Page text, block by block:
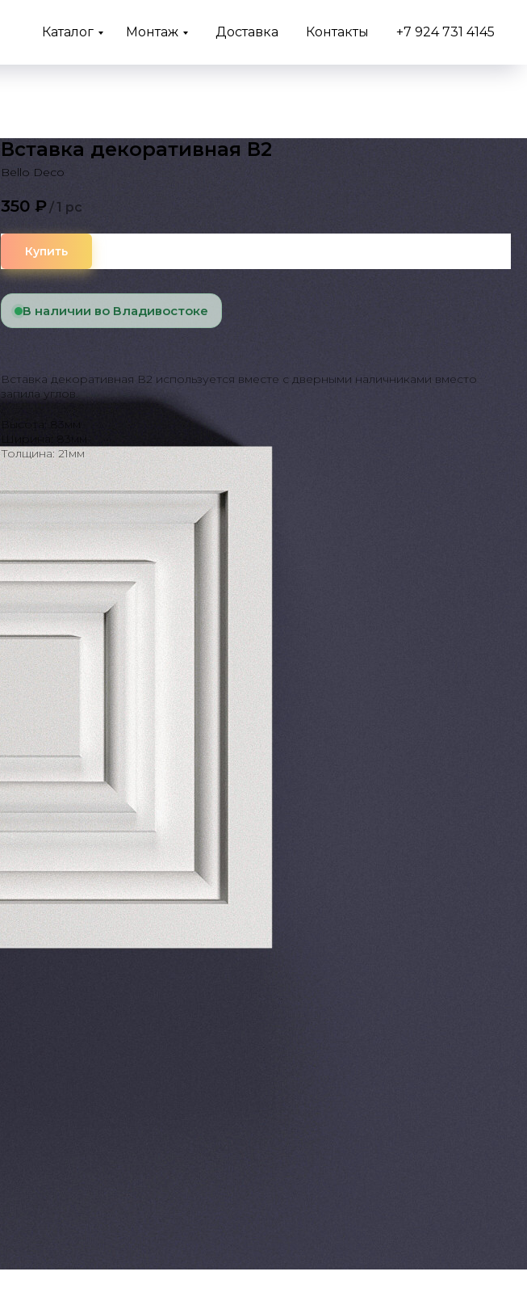
Каталог Монтаж Доставка Контакты +7 924 731 4145
Вставка декоративная В2
Bello Deco
350 ₽/ 1 pc
Купить
В наличии во Владивостоке
Вставка декоративная В2 используется вместе с дверными наличниками вместо
запила углов.
Высота: 83мм
Ширина: 83мм
Толщина: 21мм